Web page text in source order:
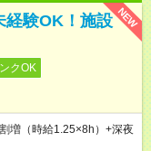
NEW
経験OK！施設
クOK
増（時給1.25×8h）+深夜